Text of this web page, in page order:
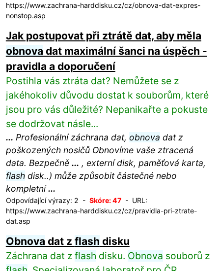
https://www.zachrana-harddisku.cz/cz/obnova-dat-expres-
nonstop.asp
Jak postupovat při ztrátě dat, aby měla
obnova dat maximální šanci na úspěch -
pravidla a doporučení
Postihla vás ztráta dat? Nemůžete se z
jakéhokoliv důvodu dostat k souborům, které
jsou pro vás důležité? Nepanikařte a pokuste
se dodržovat násle...
... Profesionální záchrana dat, obnova dat z
poškozených nosičů Obnovíme vaše ztracená
data. Bezpečně ... , externí disk, paměťová karta,
flashdisk..) může způsobit částečné nebo
kompletní...
Odpovídající výrazy: 2 - Skóre: 47- URL:
https://www.zachrana-harddisku.cz/cz/pravidla-pri-ztrate-
dat.asp
Obnova dat z flash disku
Záchrana dat z flash disku. Obnova souborů z